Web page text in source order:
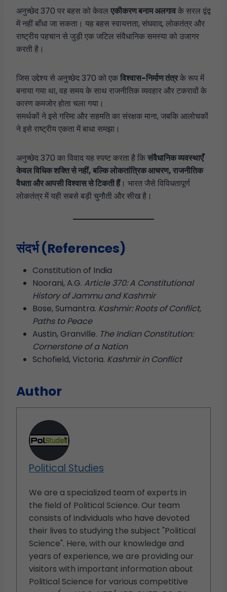
अनुच्छेद 370 पर बहस को केवलएकीकरण बनाम अलगावके सरल द्वंद्व
में नहीं बाँधा जा सकता। यह बहस स्वायत्तता, संघवाद, लोकतंत्र और
राष्ट्रीय पहचान से जुड़ी एक जटिल संवैधानिक समस्या को उजागर
करती है।
जिस उद्देश्य से अनुच्छेद 370 को एकविश्वास-निर्माण तंत्रके रूप में
बनाया गया था, वह समय के साथ राजनीतिक व्यवहार और टकरावों के
कारण कमजोर होता चला गया।
समर्थकों ने इसे गरिमा और सहमति का संरक्षक माना, जबकि आलोचकों
ने इसे राष्ट्रीय एकता में बाधा समझा।
अनुच्छेद 370 का विवाद यह स्पष्ट करता है किसंवैधानिक व्यवस्थाएँ
केवल विधिक शक्ति से नहीं, बल्कि लोकतांत्रिक आचरण, राजनीतिक
वैधता और आपसी विश्वास से टिकती हैं। भारत जैसे विविधतापूर्ण
लोकतंत्र में यही सबसे बड़ी चुनौती और सीख है।
संदर्भ (References)
Constitution of India
Noorani, A.G. Article 370: A Constitutional
History of Jammu and Kashmir
Bose, Sumantra. Kashmir: Roots of Conflict,
Paths to Peace
Austin, Granville. The Indian Constitution:
Cornerstone of a Nation
Schofield, Victoria. Kashmir in Conflict
Author
Political Studies
We are a specialized team of experts in
the field of Political Science. Our team
consists of individuals who have devoted
their lives to studying the subject "Political
Science". Here, with our knowledge and
years of experience, we are providing our
visitors with important information about
Political Science for various competitive